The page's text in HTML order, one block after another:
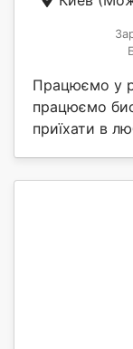
Працюємо у
працюємо
приїхати в